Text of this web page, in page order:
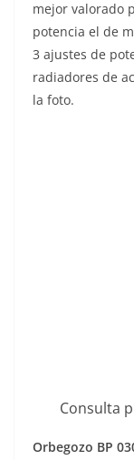
mejor valorado
potencia el de
3 ajustes de
radiadores de
la foto.
Consulta
Orbegozo BP